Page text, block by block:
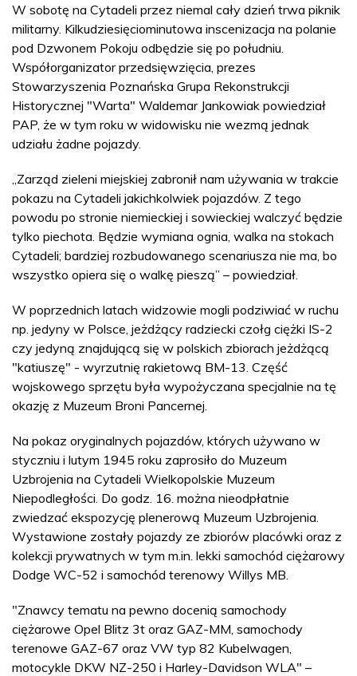
W sobotę na Cytadeli przez niemal cały dzień trwa piknik
militarny. Kilkudziesięciominutowa inscenizacja na polanie
pod Dzwonem Pokoju odbędzie się po południu.
Współorganizator przedsięwzięcia, prezes
Stowarzyszenia Poznańska Grupa Rekonstrukcji
Historycznej "Warta" Waldemar Jankowiak powiedział
PAP, że w tym roku w widowisku nie wezmą jednak
udziału żadne pojazdy.
„Zarząd zieleni miejskiej zabronił nam używania w trakcie
pokazu na Cytadeli jakichkolwiek pojazdów. Z tego
powodu po stronie niemieckiej i sowieckiej walczyć będzie
tylko piechota. Będzie wymiana ognia, walka na stokach
Cytadeli; bardziej rozbudowanego scenariusza nie ma, bo
wszystko opiera się o walkę pieszą” – powiedział.
W poprzednich latach widzowie mogli podziwiać w ruchu
np. jedyny w Polsce, jeżdżący radziecki czołg ciężki IS-2
czy jedyną znajdującą się w polskich zbiorach jeżdżącą
"katiuszę" - wyrzutnię rakietową BM-13. Część
wojskowego sprzętu była wypożyczana specjalnie na tę
okazję z Muzeum Broni Pancernej.
Na pokaz oryginalnych pojazdów, których używano w
styczniu i lutym 1945 roku zaprosiło do Muzeum
Uzbrojenia na Cytadeli Wielkopolskie Muzeum
Niepodległości. Do godz. 16. można nieodpłatnie
zwiedzać ekspozycję plenerową Muzeum Uzbrojenia.
Wystawione zostały pojazdy ze zbiorów placówki oraz z
kolekcji prywatnych w tym m.in. lekki samochód ciężarowy
Dodge WC-52 i samochód terenowy Willys MB.
"Znawcy tematu na pewno docenią samochody
ciężarowe Opel Blitz 3t oraz GAZ-MM, samochody
terenowe GAZ-67 oraz VW typ 82 Kubelwagen,
motocykle DKW NZ-250 i Harley-Davidson WLA" –